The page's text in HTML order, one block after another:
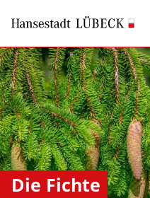
Die Fichte